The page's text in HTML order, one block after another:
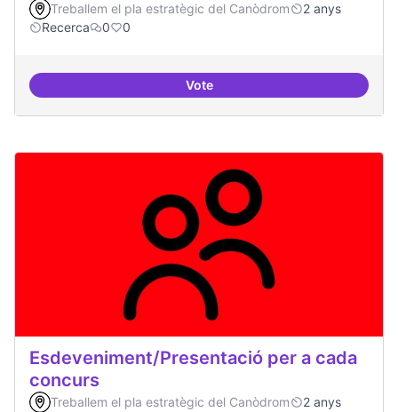
Treballem el pla estratègic del Canòdrom
2 anys
Recerca
0 0
VoteErasmus Canòdrom
Esdeveniment/Presentació per a cada
concurs
Treballem el pla estratègic del Canòdrom
2 anys